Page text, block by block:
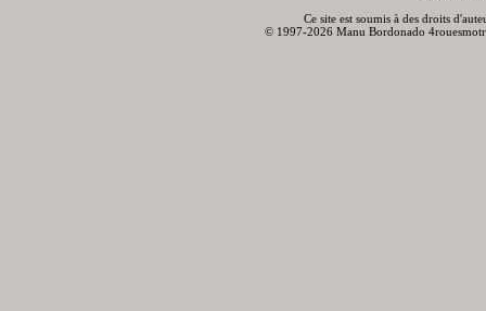
Ce site est soumis à des droits
© 1997-2026 Manu Bordonado